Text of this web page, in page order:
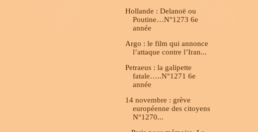
Hollande : Delanoë ou
Poutine…N°1273 6e
année
Argo : le film qui annonce
l’attaque contre l’Iran...
Petraeus : la galipette
fatale…..N°1271 6e
année
14 novembre : grève
européenne des citoyens
N°1270...